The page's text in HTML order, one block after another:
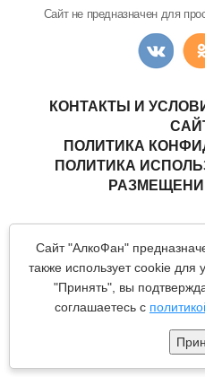
Сайт "АлкоФан"
также использует cookie
"Принять", вы
соглашаетесь с
Сайт не предназначен для
КОНТАКТЫ И
ПОЛИТИКА
ПОЛИТИКА
Все материалы данного сайта
права (в том числе
распространение (в том
сайты и ресурсы в Интернете)